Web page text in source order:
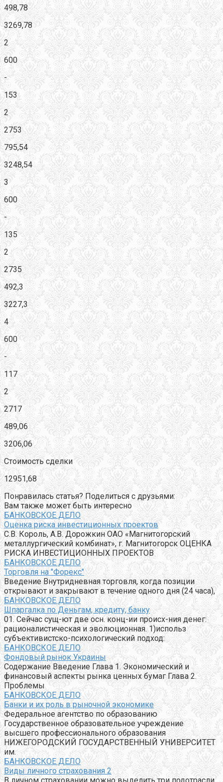
498,78
3269,78
2
600
-
153
2
2753
795,54
3248,54
3
600
-
135
2
2735
492,3
3227,3
4
600
-
117
2
2717
489,06
3206,06
Стоимость сделки
12951,68
Понравилась статья? Поделиться с друзьями:
Вам также может быть интересно
БАНКОВСКОЕ ДЕЛО
Оценка риска инвестиционных проектов
С.В. Король, А.В. Дорожкин ОАО «Магнитогорский
металлургический комбинат», г. Магнитогорск ОЦЕНКА
РИСКА ИНВЕСТИЦИОННЫХ ПРОЕКТОВ
БАНКОВСКОЕ ДЕЛО
Торговля на "Форекс"
Введение Внутридневная торговля, когда позиции
открывают и закрывают в течение одного дня (24 часа),
БАНКОВСКОЕ ДЕЛО
Шпаргалка по Деньгам, кредиту, банку
01. Сейчас сущ-ют две осн. конц-ии происх-ния денег:
рационалистическая и эволюционная. 1)использ
субъективистско-психологический подход:
БАНКОВСКОЕ ДЕЛО
Фондовый рынок Украины
Содержание Введение Глава 1. Экономический и
финансовый аспекты рынка ценных бумаг Глава 2.
Проблемы
БАНКОВСКОЕ ДЕЛО
Банки и их роль в рыночной экономике
Федеральное агентство по образованию
Государственное образовательное учреждение
высшего профессионального образования
НИЖЕГОРОДСКИЙ ГОСУДАРСТВЕННЫЙ УНИВЕРСИТЕТ
им.
БАНКОВСКОЕ ДЕЛО
Виды личного страхования 2